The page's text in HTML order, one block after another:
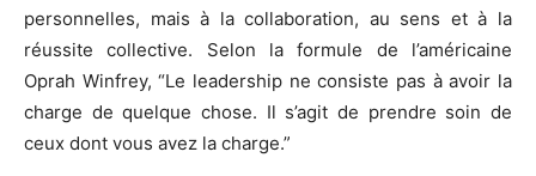
personnelles, mais à la collaboration, au sens et à la
réussite collective. Selon la formule de l’américaine
Oprah Winfrey, “Le leadership ne consiste pas à avoir la
charge de quelque chose. Il s’agit de prendre soin de
ceux dont vous avez la charge.”